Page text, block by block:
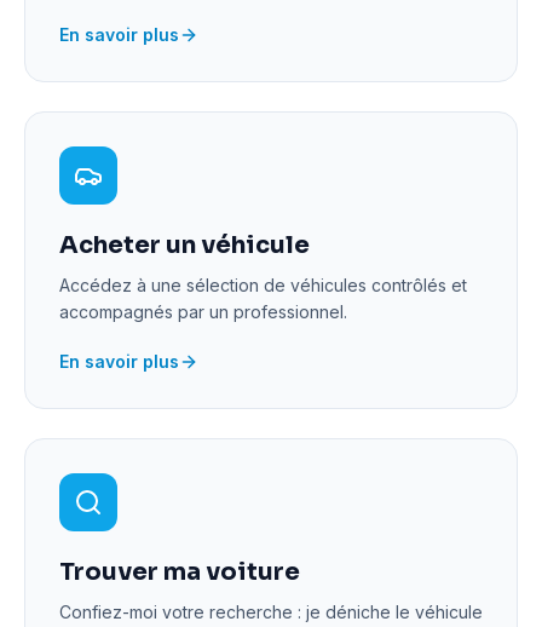
En savoir plus
Acheter un véhicule
Accédez à une sélection de véhicules contrôlés et
accompagnés par un professionnel.
En savoir plus
Trouver ma voiture
Confiez-moi votre recherche : je déniche le véhicule